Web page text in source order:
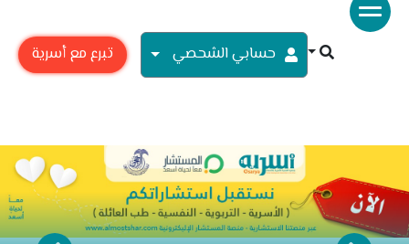
حسابي الشحصي تبرع مع أسرية